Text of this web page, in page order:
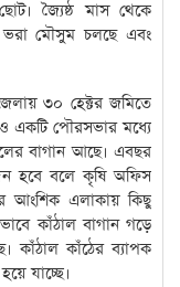
জ্যৈষ্ঠ মাস থেকে
ভরা মৌসুম চলছে এবং
৩০ হেক্টর জমিতে
একটি পৌরসভার মধ্যে
বাগান আছে। এবছর
হবে বলে কৃষি অফিস
আংশিক এলাকায় কিছু
কাঁঠাল বাগান গড়ে
কাঁঠাল কাঁঠের ব্যাপক
যাচ্ছে।